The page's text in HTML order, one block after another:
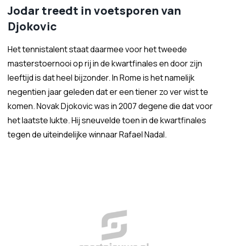
Jodar treedt in voetsporen van
Djokovic
Het tennistalent staat daarmee voor het tweede
masterstoernooi op rij in de kwartfinales en door zijn
leeftijd is dat heel bijzonder. In Rome is het namelijk
negentien jaar geleden dat er een tiener zo ver wist te
komen. Novak Djokovic was in 2007 degene die dat voor
het laatste lukte. Hij sneuvelde toen in de kwartfinales
tegen de uiteindelijke winnaar Rafael Nadal.